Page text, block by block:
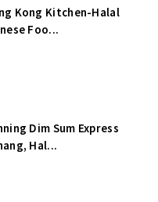
Kong Kitchen-Halal
Foo...
Dim Sum Express
Hal...